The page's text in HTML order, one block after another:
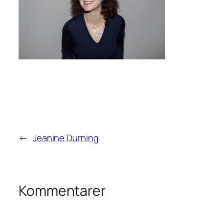
← Jeanine Durning
Kommentarer